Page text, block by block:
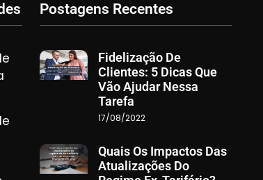
Postagens Recentes
Fidelização De
Clientes: 5 Dicas Que
Vão Ajudar Nessa
Tarefa
17/08/2022
Quais Os Impactos Das
Atualizações Do